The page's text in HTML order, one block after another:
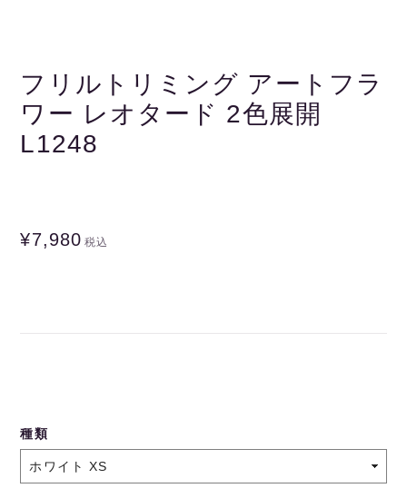
フリルトリミング アートフラ
ワー レオタード 2色展開
L1248
¥7,980 税込
種類